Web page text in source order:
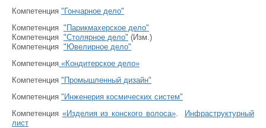
Компетенция "Гончарное дело"
Компетенция "Парикмахерское дело"
Компетенция "Столярное дело" (Изм.)
Компетенция "Ювелирное дело"
Компетенция «Кондитерское дело»
Компетенция "Промышленный дизайн"
Компетенция "Инженерия космических систем"
Компетенция «Изделия из конского волоса».
Инфраструктурный
лист